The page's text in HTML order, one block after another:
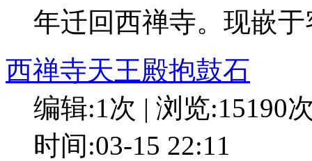
年迁回西禅寺。现嵌
西禅寺天王殿抱鼓石
编辑:1次 | 浏览:15190
时间:03-15 22:11